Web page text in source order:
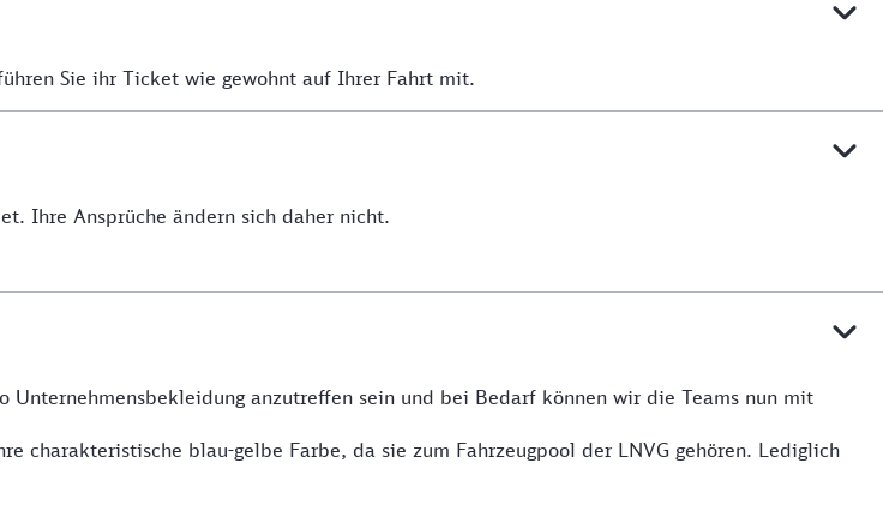
Sie ihr Ticket wie gewohnt auf Ihrer Fahrt mit.
Ihre Ansprüche ändern sich daher nicht.
anzutreffen sein und bei Bedarf können wir die Teams nun mit
charakteristische blau-gelbe Farbe, da sie zum Fahrzeugpool der LNVG gehören. Lediglich